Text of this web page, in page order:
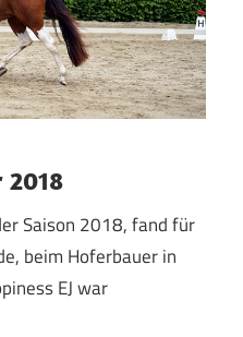
2018
Saison 2018, fand für
beim Hoferbauer in
EJ war